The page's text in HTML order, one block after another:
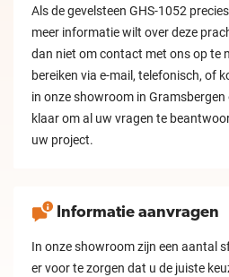
Als de gevelsteen GHS-1052
meer informatie wilt over deze
dan niet om contact met ons op te
bereiken via e-mail, telefonisch, of
in onze showroom in
klaar om al uw vragen te
uw project.
Informatie aanvragen
In onze showroom zijn een aantal
er voor te zorgen dat u de juiste